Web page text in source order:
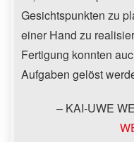
Gesichtspunkten zu
einer Hand zu
Fertigung konnten
Aufgaben gelöst
KAI-UWE